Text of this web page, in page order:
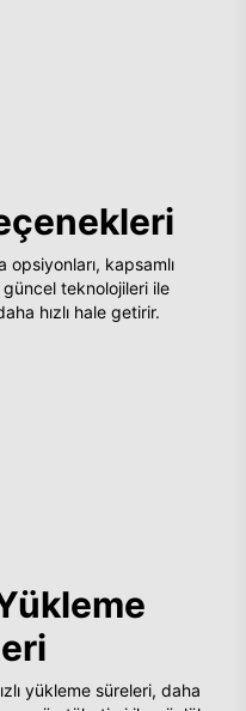
kapsamlı
teknolojileri ile
hızlı hale getirir.
yükleme süreleri, daha